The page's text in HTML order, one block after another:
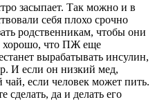
засыпает. Так можно и в
себя плохо срочно
родственникам, чтобы они
хорошо, что ПЖ еще
вырабатывать инсулин,
И если он низкий мед,
если человек может пить.
сделать, да и делать его